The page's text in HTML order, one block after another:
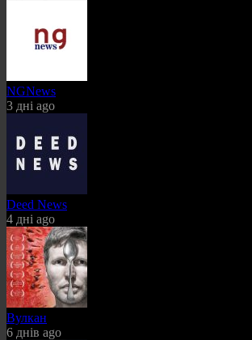
NGNews
3 дні ago
Deed News
4 дні ago
Вулкан
6 днів ago